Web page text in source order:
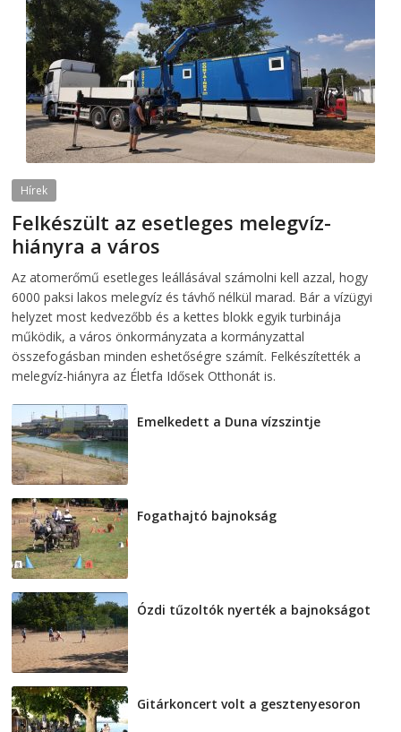
Hírek
Felkészült az esetleges melegvíz-
hiányra a város
Az atomerőmű esetleges leállásával számolni kell azzal, hogy
6000 paksi lakos melegvíz és távhő nélkül marad. Bár a vízügyi
helyzet most kedvezőbb és a kettes blokk egyik turbinája
működik, a város önkormányzata a kormányzattal
összefogásban minden eshetőségre számít. Felkészítették a
melegvíz-hiányra az Életfa Idősek Otthonát is.
Emelkedett a Duna vízszintje
Fogathajtó bajnokság
Ózdi tűzoltók nyerték a bajnokságot
Gitárkoncert volt a gesztenyesoron